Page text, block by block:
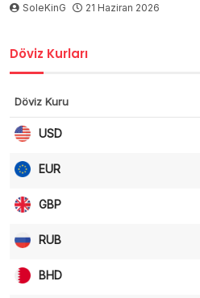
SoleKinG 21 Haziran 2026
Döviz Kurları
Döviz Kuru
USD
EUR
GBP
RUB
BHD